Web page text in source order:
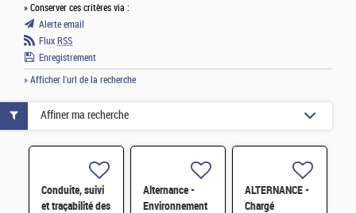
» Conserver ces critères via :
Alerte email
Flux RSS
Enregistrement
» Afficher l'url de la recherche
Conduite, suivi
et traçabilité des
Alternance -
Environnement
ALTERNANCE -
Chargé
Affiner ma recherche